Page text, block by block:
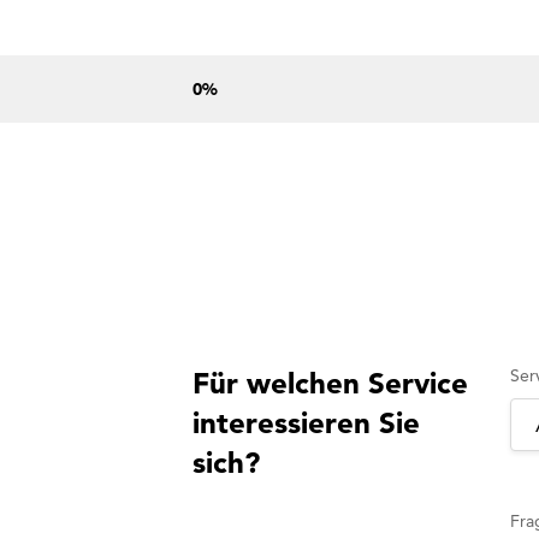
0%
Für welchen Service
interessieren Sie
sich?